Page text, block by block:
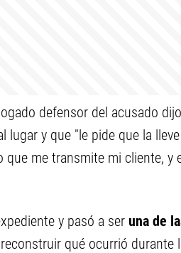
defensor del acusado
lugar y que "le pide que la
me transmite mi cliente, y
y pasó a ser una de
qué ocurrió durante